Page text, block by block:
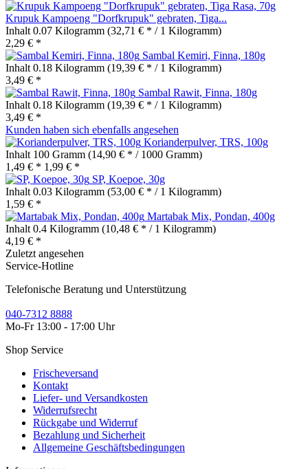
Krupuk Kampoeng "Dorfkrupuk" gebraten, Tiga...
Inhalt 0.07 Kilogramm (32,71 € * / 1 Kilogramm)
2,29 € *
Sambal Kemiri, Finna, 180g
Inhalt 0.18 Kilogramm (19,39 € * / 1 Kilogramm)
3,49 € *
Sambal Rawit, Finna, 180g
Inhalt 0.18 Kilogramm (19,39 € * / 1 Kilogramm)
3,49 € *
Kunden haben sich ebenfalls angesehen
Korianderpulver, TRS, 100g
Inhalt 100 Gramm (14,90 € * / 1000 Gramm)
1,49 € * 1,99 € *
SP, Koepoe, 30g
Inhalt 0.03 Kilogramm (53,00 € * / 1 Kilogramm)
1,59 € *
Martabak Mix, Pondan, 400g
Inhalt 0.4 Kilogramm (10,48 € * / 1 Kilogramm)
4,19 € *
Zuletzt angesehen
Service-Hotline
Telefonische Beratung und Unterstützung
040-7312 8888
Mo-Fr 13:00 - 17:00 Uhr
Shop Service
Frischeversand
Kontakt
Liefer- und Versandkosten
Widerrufsrecht
Rückgabe und Widerruf
Bezahlung und Sicherheit
Allgemeine Geschäftsbedingungen